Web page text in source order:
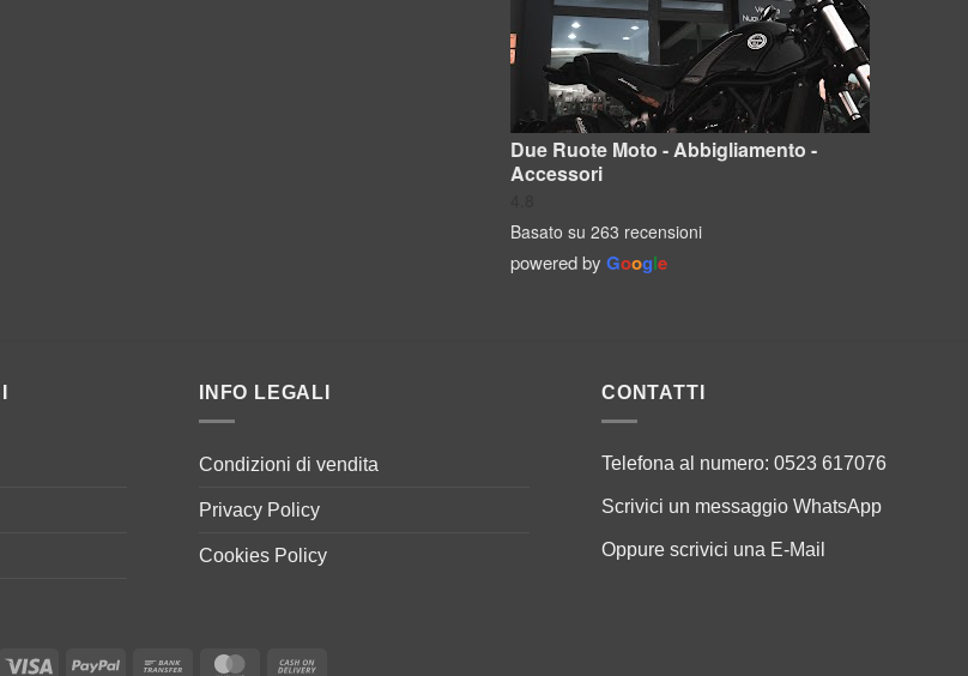
Due Ruote Moto - Abbigliamento -
Accessori
Basato su 263 recensioni
powered by Google
INFO LEGALI
Condizioni di vendita
Privacy Policy
Cookies Policy
CONTATTI
Telefona al numero: 0523 617076
Scrivici un messaggio WhatsApp
Oppure scrivici una E-Mail
Visa PayPal Bank MasterCard